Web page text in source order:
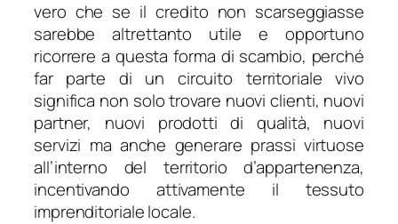
vero che se il credito non scarseggiasse
sarebbe altrettanto utile e opportuno
ricorrere a questa forma di scambio, perché
far parte di un circuito territoriale vivo
significa non solo trovare nuovi clienti, nuovi
partner, nuovi prodotti di qualità, nuovi
servizi ma anche generare prassi virtuose
all’interno del territorio d’appartenenza,
incentivando attivamente il tessuto
imprenditoriale locale.